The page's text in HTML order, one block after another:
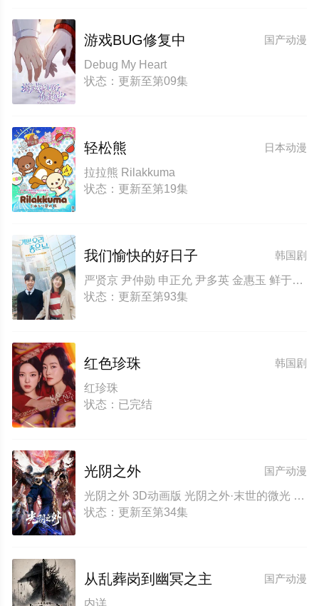
国产动漫
游戏BUG修复中
Debug My Heart
状态：更新至第09集
日本动漫
轻松熊
拉拉熊 Rilakkuma
状态：更新至第19集
韩国剧
我们愉快的好日子
严贤京 尹仲勋 申正允 尹多英 金惠玉 鲜于在德 尹多勋 文喜京 李商淑 郑孝彬 李家豪 郑永琡
状态：更新至第93集
韩国剧
红色珍珠
红珍珠
状态：已完结
国产动漫
光阴之外
光阴之外 3D动画版 光阴之外·末世的微光 光阴之外·除凶七血瞳 光阴之外·新的开始 光阴之外·决战人鱼岛 光阴之外·决战海尸族 Beyond Time's Gaze Beyond Time
状态：更新至第34集
国产动漫
从乱葬岗到幽冥之主